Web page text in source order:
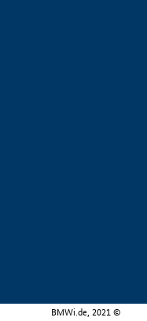
BMWi.de, 2021 ©